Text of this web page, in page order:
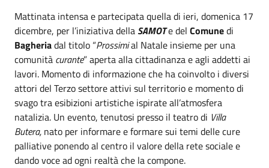
Mattinata intensa e partecipata quella di ieri, domenica 17
dicembre, per l’iniziativa della SAMOTe del Comunedi
Bagheriadal titolo “Prossimial Natale insieme per una
comunità curante” aperta alla cittadinanza e agli addetti ai
lavori. Momento di informazione che ha coinvolto i diversi
attori del Terzo settore attivi sul territorio e momento di
svago tra esibizioni artistiche ispirate all’atmosfera
natalizia. Un evento, tenutosi presso il teatro di Villa
Butera, nato per informare e formare sui temi delle cure
palliative ponendo al centro il valore della rete sociale e
dando voce ad ogni realtà che la compone.